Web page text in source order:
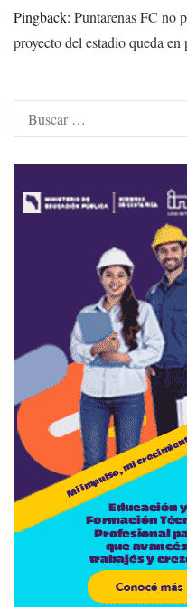
Pingback: Puntarenas FC no
proyecto del estadio queda en